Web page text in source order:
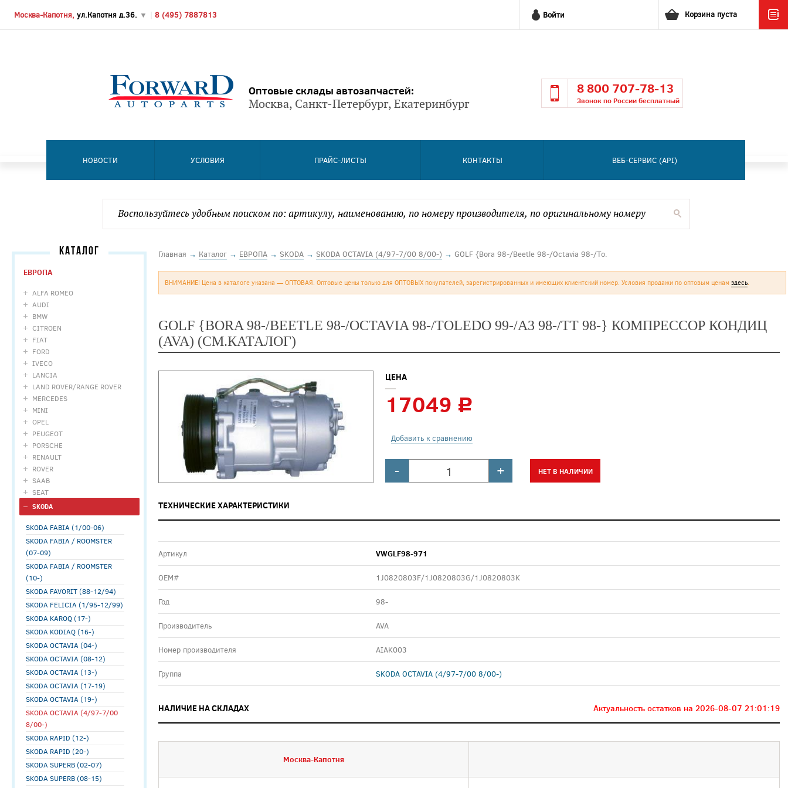
Москва-Капотня, ул.Капотня д.36. ▼ 8 (495) 7887813 Войти Корзина пуста
Оптовые склады автозапчастей:
Москва, Санкт-Петербург, Екатеринбург
8 800 707-78-13
Звонок по России бесплатный
НОВОСТИ УСЛОВИЯ ПРАЙС-ЛИСТЫ КОНТАКТЫ ВЕБ-СЕРВИС (API)
КАТАЛОГ
ЕВРОПА
ALFA ROMEO
AUDI
BMW
CITROEN
FIAT
FORD
IVECO
LANCIA
LAND ROVER/RANGE ROVER
MERCEDES
MINI
OPEL
PEUGEOT
PORSCHE
RENAULT
ROVER
SAAB
SEAT
SKODA
SKODA FABIA (1/00-06)
SKODA FABIA / ROOMSTER
(07-09)
SKODA FABIA / ROOMSTER
(10-)
SKODA FAVORIT (88-12/94)
SKODA FELICIA (1/95-12/99)
SKODA KAROQ (17-)
SKODA KODIAQ (16-)
SKODA OCTAVIA (04-)
SKODA OCTAVIA (08-12)
SKODA OCTAVIA (13-)
SKODA OCTAVIA (17-19)
SKODA OCTAVIA (19-)
SKODA OCTAVIA (4/97-7/00
8/00-)
SKODA RAPID (12-)
SKODA RAPID (20-)
SKODA SUPERB (02-07)
SKODA SUPERB (08-15)
Главная → Каталог → ЕВРОПА → SKODA → SKODA OCTAVIA (4/97-7/00 8/00-) → GOLF {Bora 98-/Beetle 98-/Octavia 98-/To.
ВНИМАНИЕ! Цена в каталоге указана — ОПТОВАЯ. Оптовые цены только для ОПТОВЫХ покупателей, зарегистрированных и имеющих клиентский номер. Условия продажи по оптовым ценам здесь.
GOLF {BORA 98-/BEETLE 98-/OCTAVIA 98-/TOLEDO 99-/A3 98-/TT 98-} КОМПРЕССОР КОНДИЦ
(AVA) (СМ.КАТАЛОГ)
ЦЕНА
17049 c
Добавить к сравнению
- + НЕТ В НАЛИЧИИ
ТЕХНИЧЕСКИЕ ХАРАКТЕРИСТИКИ
Артикул VWGLF98-971
ОЕМ# 1J0820803F/1J0820803G/1J0820803K
Год 98-
Производитель AVA
Номер производителя AIAK003
Группа SKODA OCTAVIA (4/97-7/00 8/00-)
НАЛИЧИЕ НА СКЛАДАХ Актуальность остатков на 2026-08-07 21:01:19
Москва-Капотня